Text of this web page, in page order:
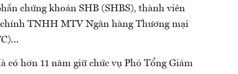
chứng khoán SHB (SHBS), thành viên
TNHH MTV Ngân hàng Thương mại
có hơn 11 năm giữ chức vụ Phó Tổng Giám